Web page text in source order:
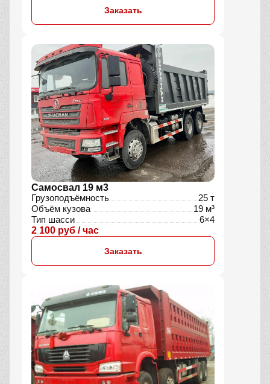
Заказать
Самосвал 19 м3
Грузоподъёмность
25 т
Объём кузова
19 м³
Тип шасси
6×4
2 100 руб / час
Заказать